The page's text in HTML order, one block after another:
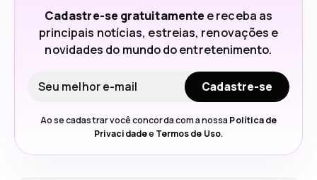
Cadastre-se gratuitamente e receba as
principais notícias, estreias, renovações e
novidades do mundo do entretenimento.
Seu e-mail
Cadastre-se
Ao se cadastrar você concorda com a nossa Política de
Privacidadee Termos de Uso.